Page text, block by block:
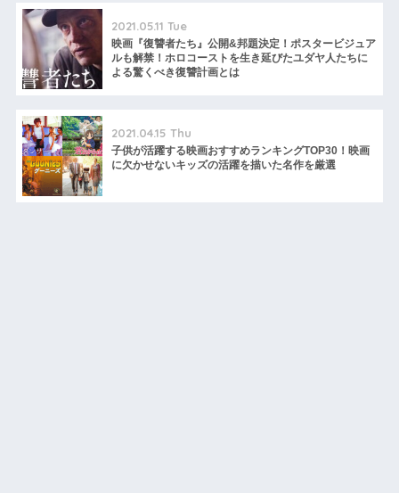
2021.05.11 Tue
映画『復讐者たち』公開&邦題決定！ポスタービジュア
ルも解禁！ホロコーストを生き延びたユダヤ人たちに
よる驚くべき復讐計画とは
2021.04.15 Thu
子供が活躍する映画おすすめランキングTOP30！映画
に欠かせないキッズの活躍を描いた名作を厳選